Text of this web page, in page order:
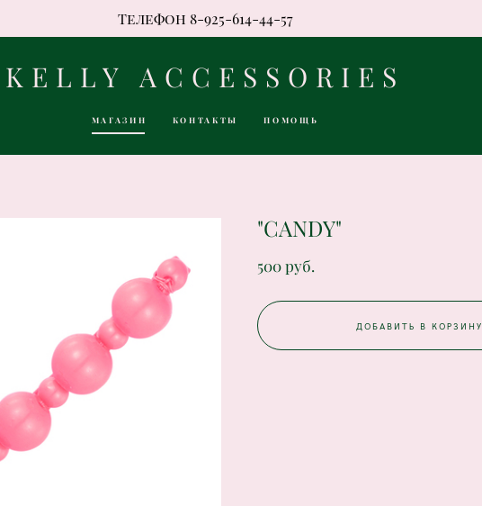
Телефон 8-925-614-44-57
KELLY ACCESSORIES
МАГАЗИН КОНТАКТЫ ПОМОЩЬ
KELLY ACCESSORIES
МАГАЗИН КОНТАКТЫ ПОМОЩЬ
"CANDY"
500 pуб.
ДОБАВИТЬ В КОРЗИНУ